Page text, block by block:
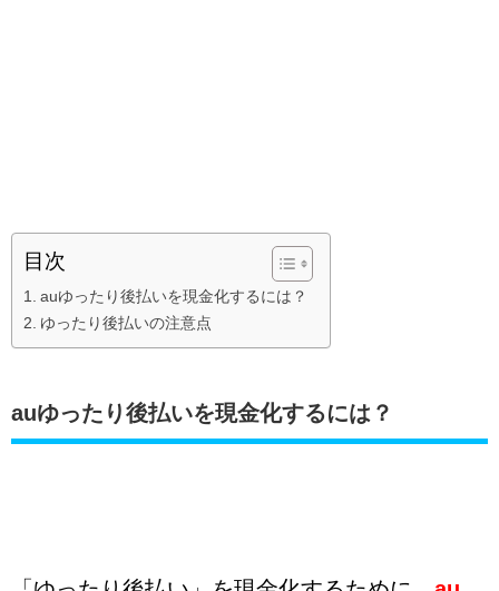
目次
auゆったり後払いを現金化するには？
ゆったり後払いの注意点
auゆったり後払いを現金化するには？